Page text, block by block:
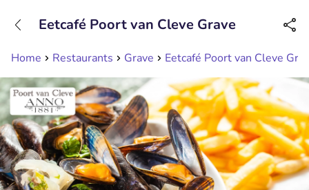
Erreichbar bis 23:00 Uhr
Home Restaurants Grave Eetcafé Poort van Cleve
Eetcafé Poort van Cleve Grave